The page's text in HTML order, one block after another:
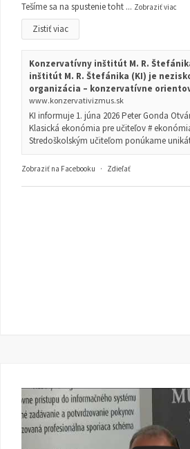
Tešíme sa na spustenie toht ... Zobraziť viac
Zistiť viac
Konzervatívny inštitút M. R.
inštitút M. R. Štefánika (KI) je
organizácia – konzervatívne
www.konzervativizmus.sk
KI informuje 1. júna 2026 Peter Gonda
Klasická ekonómia pre učiteľov #
Stredoškolským učiteľom ponúkame
Zobraziť na Facebooku · Zdieľať